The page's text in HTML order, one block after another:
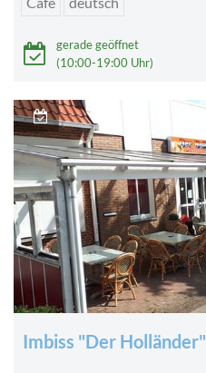
gerade geöffnet
(10:00-19:00 Uhr)
Imbiss "Der Holländer"